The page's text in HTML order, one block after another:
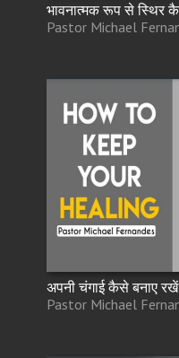
भावनात्मक रूप से स्थिर
Pastor Michael
अपनी चंगाई कैसे बनाए रखें
Pastor Michael